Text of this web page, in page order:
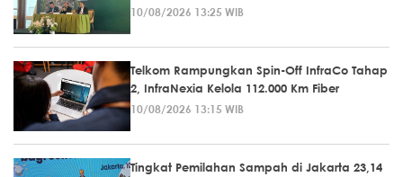
10/08/2026 13:25 WIB
Telkom Rampungkan Spin-Off InfraCo Tahap
2, InfraNexia Kelola 112.000 Km Fiber
10/08/2026 13:15 WIB
Tingkat Pemilahan Sampah di Jakarta 23,14